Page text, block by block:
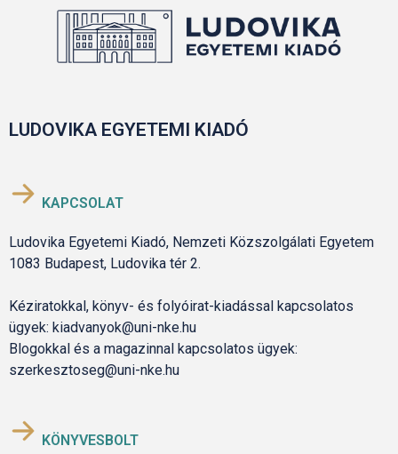
LUDOVIKA EGYETEMI KIADÓ
KAPCSOLAT
Ludovika Egyetemi Kiadó, Nemzeti Közszolgálati Egyetem
1083 Budapest, Ludovika tér 2.
Kéziratokkal, könyv- és folyóirat-kiadással kapcsolatos
ügyek: kiadvanyok@uni-nke.hu
Blogokkal és a magazinnal kapcsolatos ügyek:
szerkesztoseg@uni-nke.hu
KÖNYVESBOLT